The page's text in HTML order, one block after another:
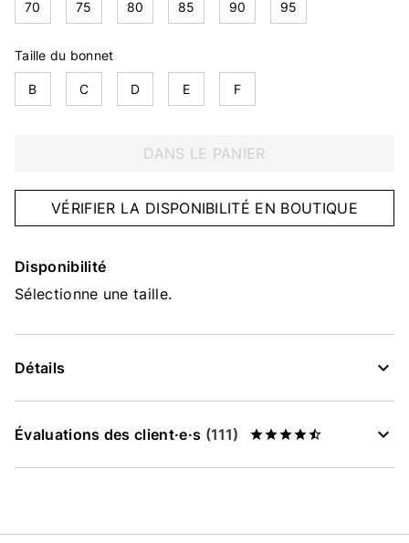
70 75 80 85 90 95
Taille du bonnet
B C D E F
DANS LE PANIER
VÉRIFIER LA DISPONIBILITÉ EN BOUTIQUE
Disponibilité
Sélectionne une taille.
Détails
Évaluations des client·e·s (111)